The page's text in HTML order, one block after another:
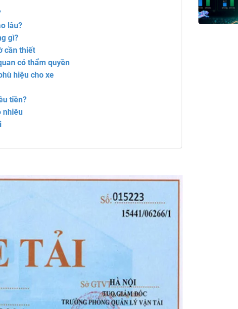
lâu?
gì?
cần thiết
có thẩm quyền
hiệu cho xe
tiền?
nhiêu